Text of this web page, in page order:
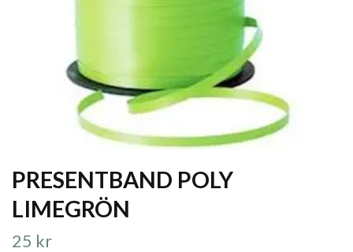
PRESENTBAND POLY
LIMEGRÖN
25 kr